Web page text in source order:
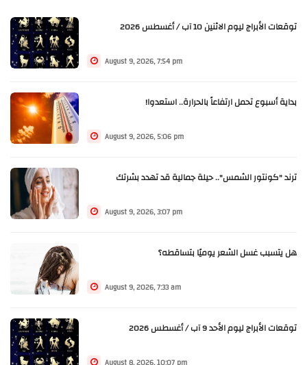
توقعات الأبراج ليوم الاثنين 10 آب / أغسطس 2026
August 9, 2026, 7:54 pm
بداية أسبوع تحمل ارتفاعاً بالحرارة.. استعدوا!
August 9, 2026, 5:06 pm
ترند "كونتور الشمس".. حيلة جمالية قد تهدد بشرتك
August 9, 2026, 3:07 pm
هل يتسبب غسل الشعر يوميًا بتساقطه؟
August 9, 2026, 7:33 am
توقعات الأبراج ليوم الأحد 9 آب / أغسطس 2026